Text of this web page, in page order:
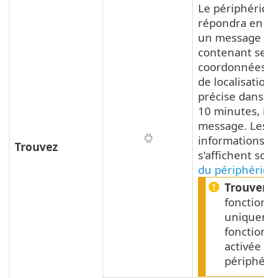
Trouvez
Le
répondra
un
contenant
de
précise
10
message.
s'affichent
du